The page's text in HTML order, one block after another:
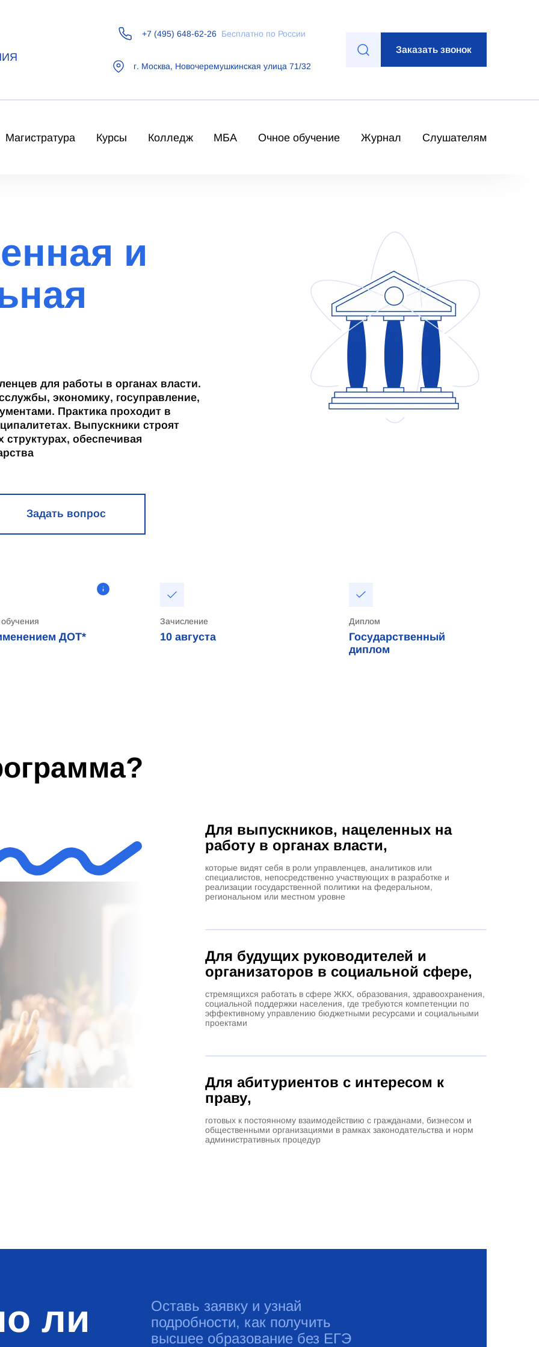
+7 (495) 648-62-26 Бесплатно по России
г. Москва, Новочеремушкинская улица 71/32
Заказать звонок
Магистратура Курсы Колледж МБА Очное обучение Журнал Слушателям
и
для работы в органах власти.
экономику, госуправление,
Практика проходит в
Выпускники строят
обеспечивая
Задать вопрос
ДОТ*
Зачисление
10 августа
Диплом
Государственный
диплом
Для выпускников, нацеленных на
работу в органах власти,
которые видят себя в роли управленцев, аналитиков или
специалистов, непосредственно участвующих в разработке и
реализации государственной политики на федеральном,
региональном или местном уровне
Для будущих руководителей и
организаторов в социальной сфере,
стремящихся работать в сфере ЖКХ, образования, здравоохранения,
социальной поддержки населения, где требуются компетенции по
эффективному управлению бюджетными ресурсами и социальными
проектами
Для абитуриентов с интересом к
праву,
готовых к постоянному взаимодействию с гражданами, бизнесом и
общественными организациями в рамках законодательства и норм
административных процедур
ли
Оставь заявку и узнай
подробности, как получить
высшее образование без ЕГЭ